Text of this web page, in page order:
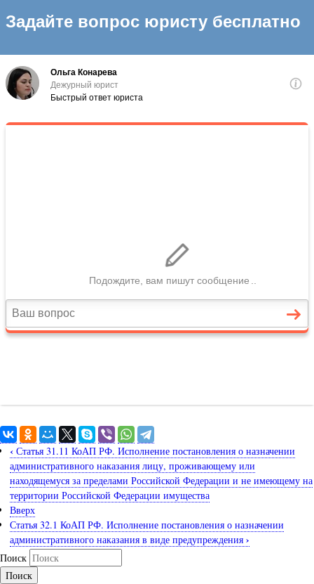
‹ Статья 31.11 КоАП РФ. Исполнение постановления о назначении
административного наказания лицу, проживающему или
находящемуся за пределами Российской Федерации и не имеющему на
территории Российской Федерации имущества
Вверх
Статья 32.1 КоАП РФ. Исполнение постановления о назначении
административного наказания в виде предупреждения ›
Поиск